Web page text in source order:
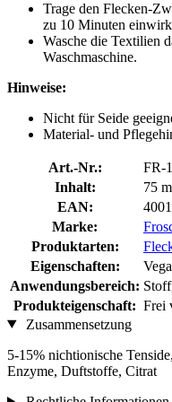
Trage den Flecken-
zu 10 Minuten
Wasche die Textilien
Waschmaschine.
Hinweise:
Nicht für Seide
Material- und
Art.-Nr.:
FR-
Inhalt:
75
EAN:
Marke:
Produktarten:
Eigenschaften:
Anwendungsbereich:
Produkteigenschaft: Frei
Zusammensetzung
5-15% nichtionische
Enzyme, Duftstoffe, Citrat